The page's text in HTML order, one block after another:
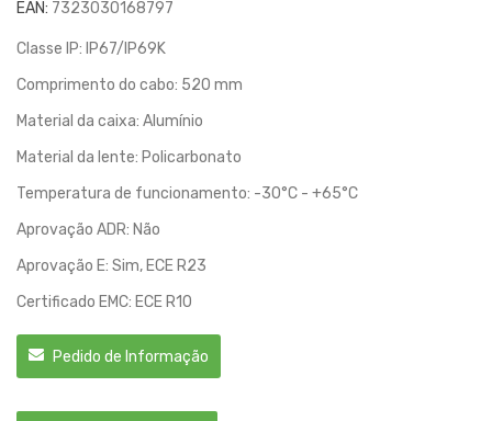
EAN: 7323030168797
Classe IP: IP67/IP69K
Comprimento do cabo: 520 mm
Material da caixa: Alumínio
Material da lente: Policarbonato
Temperatura de funcionamento: -30°C - +65°C
Aprovação ADR: Não
Aprovação E: Sim, ECE R23
Certificado EMC: ECE R10
Pedido de Informação